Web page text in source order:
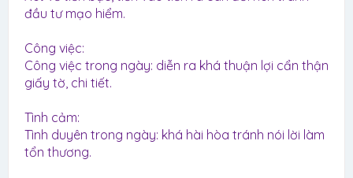
đầu tư mạo hiểm.
Công việc:
Công việc trong ngày: diễn ra khá thuận lợi cẩn thận
giấy tờ, chi tiết.
Tình cảm:
Tình duyên trong ngày: khá hài hòa tránh nói lời làm
tổn thương.